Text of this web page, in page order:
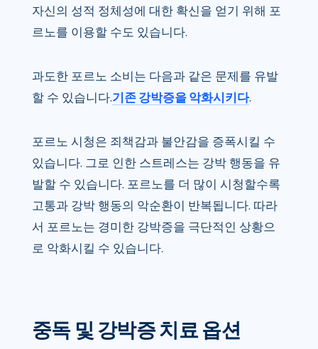
자신의 성적 정체성에 대한 확신을 얻기 위해 포
르노를 이용할 수도 있습니다.
과도한 포르노 소비는 다음과 같은 문제를 유발
할 수 있습니다.기존 강박증을 악화시키다.
포르노 시청은 죄책감과 불안감을 증폭시킬 수
있습니다. 그로 인한 스트레스는 강박 행동을 유
발할 수 있습니다. 포르노를 더 많이 시청할수록
고통과 강박 행동의 악순환이 반복됩니다. 따라
서 포르노는 경미한 강박증을 극단적인 상황으
로 악화시킬 수 있습니다.
중독 및 강박증 치료 옵션